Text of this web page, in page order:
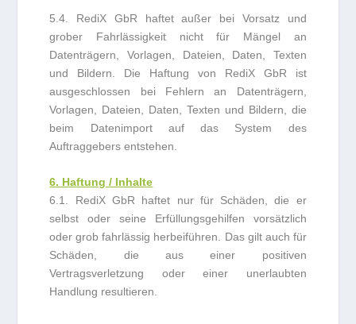
5.4. RediX GbR haftet außer bei Vorsatz und
grober Fahrlässigkeit nicht für Mängel an
Datenträgern, Vorlagen, Dateien, Daten, Texten
und Bildern. Die Haftung von RediX GbR ist
ausgeschlossen bei Fehlern an Datenträgern,
Vorlagen, Dateien, Daten, Texten und Bildern, die
beim Datenimport auf das System des
Auftraggebers entstehen.
6. Haftung / Inhalte
6.1. RediX GbR haftet nur für Schäden, die er
selbst oder seine Erfüllungsgehilfen vorsätzlich
oder grob fahrlässig herbeiführen. Das gilt auch für
Schäden, die aus einer positiven
Vertragsverletzung oder einer unerlaubten
Handlung resultieren.